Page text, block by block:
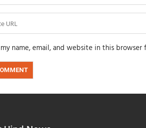
my name, email, and website in this